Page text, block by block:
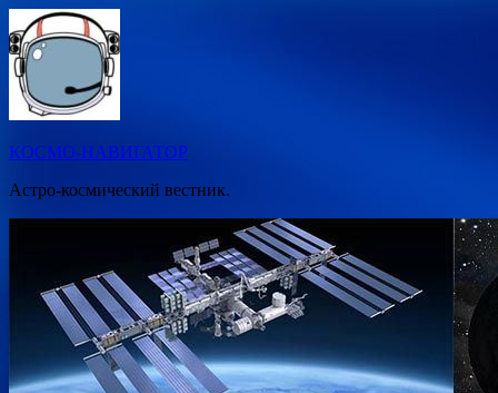
Перейти
к
содержимому
КОСМО-НАВИГАТОР
Астро-космический вестник.